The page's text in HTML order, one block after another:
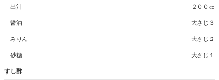
出汁 ２００㏄
醤油 大さじ３
みりん 大さじ２
砂糖 大さじ１
すし酢